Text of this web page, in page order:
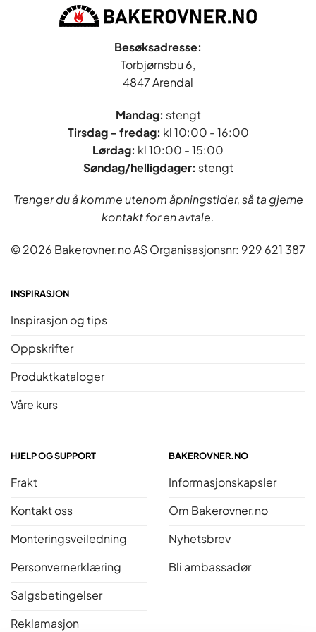
Besøksadresse:
Torbjørnsbu 6,
4847 Arendal
Mandag: stengt
Tirsdag - fredag: kl 10:00 - 16:00
Lørdag: kl 10:00 - 15:00
Søndag/helligdager: stengt
Trenger du å komme utenom åpningstider, så ta gjerne
kontakt for en avtale.
© 2026 Bakerovner.no AS Organisasjonsnr: 929 621 387
INSPIRASJON
Inspirasjon og tips
Oppskrifter
Produktkataloger
Våre kurs
HJELP OG SUPPORT
Frakt
Kontakt oss
Monteringsveiledning
Personvernerklæring
Salgsbetingelser
Reklamasjon
BAKEROVNER.NO
Informasjonskapsler
Om Bakerovner.no
Nyhetsbrev
Bli ambassadør